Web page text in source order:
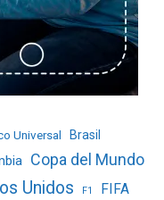
Universal Brasil
Copa del Mundo
Unidos F1 FIFA